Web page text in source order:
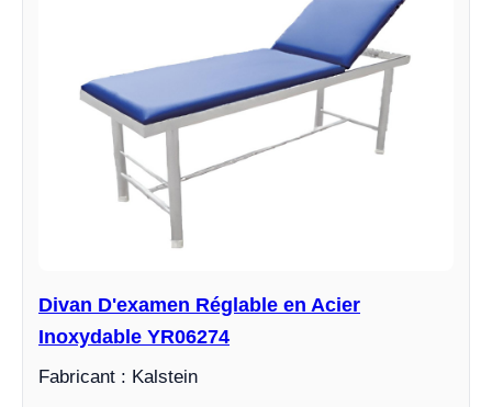
Divan D'examen Réglable en Acier
Inoxydable YR06274
Fabricant : Kalstein